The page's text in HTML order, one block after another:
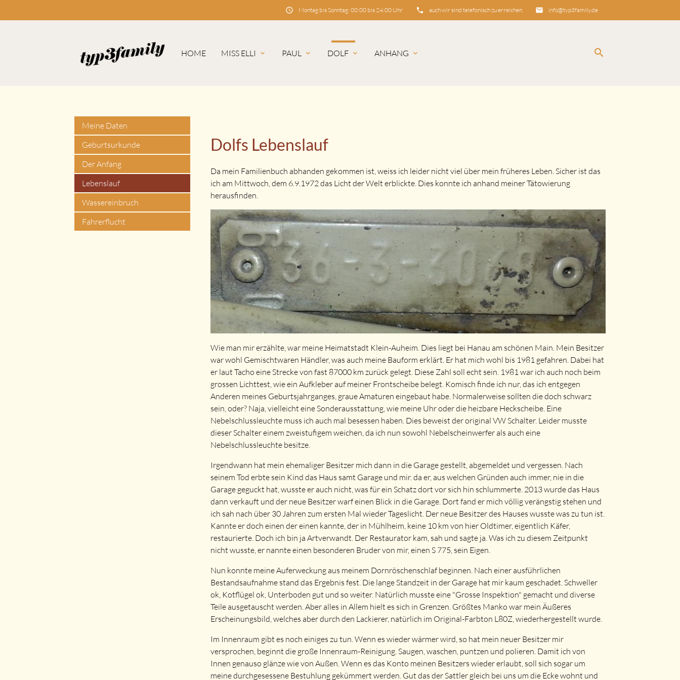
email info@typ3family.de
phone auch wir sind telefonisch zu erreichen
schedule Montag bis Sonntag: 00:00 bis 24:00 Uhr
HOME MISS ELLI PAUL DOLF ANHANG search
Dolfs Lebenslauf
Da mein Familienbuch abhanden gekommen ist, weiss ich leider nicht viel über mein früheres Leben. Sicher ist das
ich am Mittwoch, dem 6.9.1972 das Licht der Welt erblickte. Dies konnte ich anhand meiner Tätowierung
herausfinden.
Wie man mir erzählte, war meine Heimatstadt Klein-Auheim. Dies liegt bei Hanau am schönen Main. Mein Besitzer
war wohl Gemischtwaren Händler, was auch meine Bauform erklärt. Er hat mich wohl bis 1981 gefahren. Dabei hat
er laut Tacho eine Strecke von fast 87000 km zurück gelegt. Diese Zahl soll echt sein. 1981 war ich auch noch beim
grossen Lichttest, wie ein Aufkleber auf meiner Frontscheibe belegt. Komisch finde ich nur, das ich entgegen
Anderen meines Geburtsjahrganges, graue Amaturen eingebaut habe. Normalerweise sollten die doch schwarz
sein, oder? Naja, vielleicht eine Sonderausstattung, wie meine Uhr oder die heizbare Heckscheibe. Eine
Nebelschlussleuchte muss ich auch mal besessen haben. Dies beweist der original VW Schalter. Leider musste
dieser Schalter einem zweistufigem weichen, da ich nun sowohl Nebelscheinwerfer als auch eine
Nebelschlussleuchte besitze.
Irgendwann hat mein ehemaliger Besitzer mich dann in die Garage gestellt, abgemeldet und vergessen. Nach
seinem Tod erbte sein Kind das Haus samt Garage und mir. da er, aus welchen Gründen auch immer, nie in die
Garage geguckt hat, wusste er auch nicht, was für ein Schatz dort vor sich hin schlummerte. 2013 wurde das Haus
dann verkauft und der neue Besitzer warf einen Blick in die Garage. Dort fand er mich völlig verängstig stehen und
ich sah nach über 30 Jahren zum ersten Mal wieder Tageslicht. Der neue Besitzer des Hauses wusste was zu tun ist.
Kannte er doch einen der einen kannte, der in Mühlheim, keine 10 km von hier Oldtimer, eigentlich Käfer,
restaurierte. Doch ich bin ja Artverwandt. Der Restaurator kam, sah und sagte ja. Was ich zu diesem Zeitpunkt
nicht wusste, er nannte einen besonderen Bruder von mir, einen S 775, sein Eigen.
Nun konnte meine Auferweckung aus meinem Dornröschenschlaf beginnen. Nach einer ausführlichen
Bestandsaufnahme stand das Ergebnis fest. Die lange Standzeit in der Garage hat mir kaum geschadet. Schweller
ok, Kotflügel ok, Unterboden gut und so weiter. Natürlich musste eine "Grosse Inspektion" gemacht und diverse
Teile ausgetauscht werden. Aber alles in Allem hielt es sich in Grenzen. Größtes Manko war mein Äußeres
Erscheinungsbild, welches aber durch den Lackierer, natürlich im Original-Farbton L80Z, wiederhergestellt wurde.
Im Innenraum gibt es noch einiges zu tun. Wenn es wieder wärmer wird, so hat mein neuer Besitzer mir
versprochen, beginnt die große Innenraum-Reinigung. Saugen, waschen, puntzen und polieren. Damit ich von
Innen genauso glänze wie von Außen. Wenn es das Konto meinen Besitzers wieder erlaubt, soll sich sogar um
meine durchgesessene Bestuhlung gekümmert werden. Gut das der Sattler gleich bei uns um die Ecke wohnt und
Meine Daten
Geburtsurkunde
Der Anfang
Lebenslauf
Wassereinbruch
Fahrerflucht